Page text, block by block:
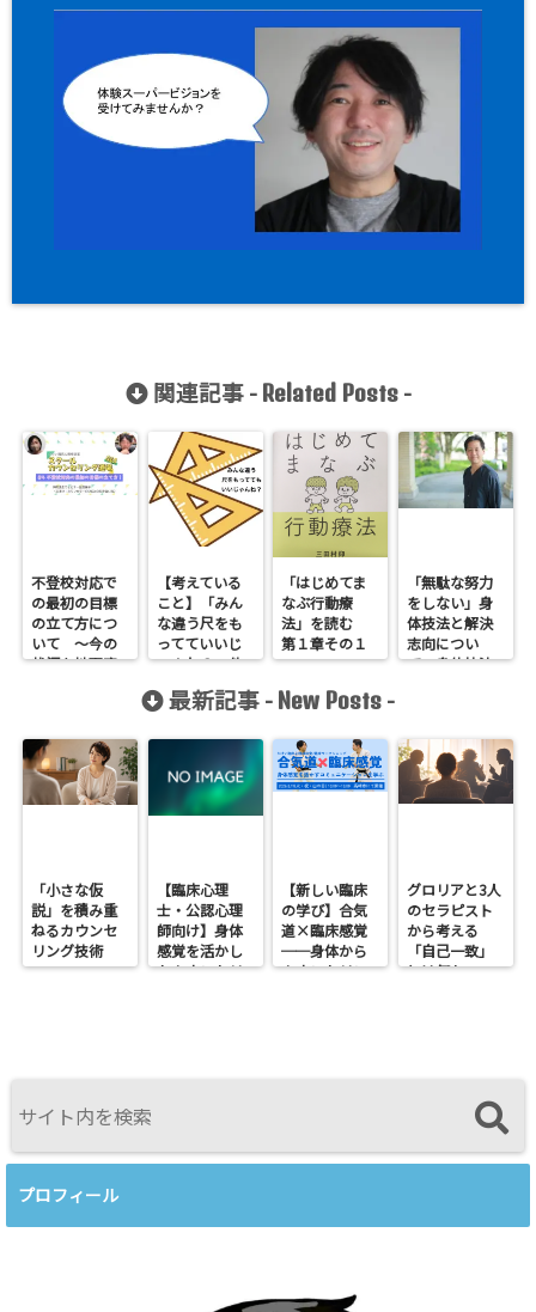
関連記事 - Related Posts-
不登校対応で
の最初の目標
の立て方につ
いて 〜今の
状況を地下室
【考えている
こと】「みん
な違う尺をも
ってていいじ
ゃんね？」他
を傾けつつも
いために
「はじめてま
なぶ行動療
法」を読む
第１章その１
「無駄な努力
をしない」身
体技法と解決
志向につい
て 身体技法
最新記事 - New Posts -
「小さな仮
説」を積み重
ねるカウンセ
リング技術
【臨床心理
士・公認心理
師向け】身体
感覚を活かし
たカウンセリ
【新しい臨床
の学び】合気
道×臨床感覚
──身体から
カウンセリン
グロリアと3人
のセラピスト
から考える
「自己一致」
とは何か──
プロフィール